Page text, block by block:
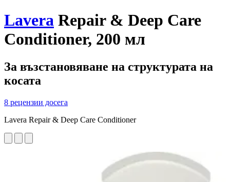
Lavera Repair & Deep Care
Conditioner, 200 мл
За възстановяване на структурата на
косата
8 рецензии досега
Lavera Repair & Deep Care Conditioner